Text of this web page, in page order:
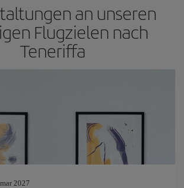
an unseren
Flugzielen nach
Teneriffa
2027